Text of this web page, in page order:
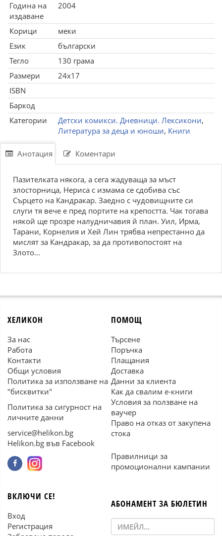
Година на
издаване
2004
Корици
меки
Език
български
Тегло
130 грама
Размери
24x17
ISBN
Баркод
Категории
Детски комикси. Дневници. Лексикони,
Литература за деца и юноши, Книги
Анотация Коментари
Пазителката някога, а сега жадуваща за мъст
злосторница, Нериса с измама се сдобива със
Сърцето на Кандракар. Заедно с чудовищните си
слуги тя вече е пред портите на крепостта. Чак тогава
някой ще прозре налудничавия й план. Уил, Ирма,
Тарани, Корнелия и Хей Лин трябва непрестанно да
мислят за Кандракар, за да противопостоят на
Злото...
ХЕЛИКОН
За нас
Работа
Контакти
Общи условия
Политика за използване на
"бисквитки"
Политика за сигурност на
личните данни
service@helikon.bg
Helikon.bg във Facebook
ПОМОЩ
Търсене
Поръчка
Плащания
Доставка
Данни за клиента
Как да свалим е-книги
Условия за ползване на
ваучер
Право на отказ от закупена
стока
Правилници за
промоционални кампании
ВКЛЮЧИ СЕ!
Вход
Регистрация
АБОНАМЕНТ ЗА БЮЛЕТИН